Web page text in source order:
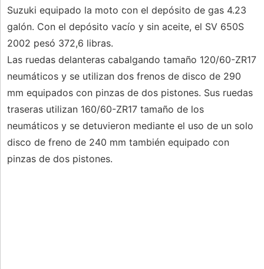
Suzuki equipado la moto con el depósito de gas 4.23
galón. Con el depósito vacío y sin aceite, el SV 650S
2002 pesó 372,6 libras.
Las ruedas delanteras cabalgando tamaño 120/60-ZR17
neumáticos y se utilizan dos frenos de disco de 290
mm equipados con pinzas de dos pistones. Sus ruedas
traseras utilizan 160/60-ZR17 tamaño de los
neumáticos y se detuvieron mediante el uso de un solo
disco de freno de 240 mm también equipado con
pinzas de dos pistones.